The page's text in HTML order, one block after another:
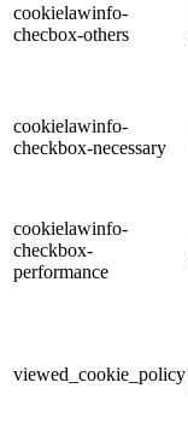
cookielawinfo-
checbox-others
cookielawinfo-
checkbox-necessary
cookielawinfo-
checkbox-
performance
viewed_cookie_policy